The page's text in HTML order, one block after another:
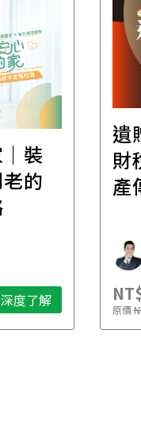
裝
的
深度了解
遺
財
產
原價